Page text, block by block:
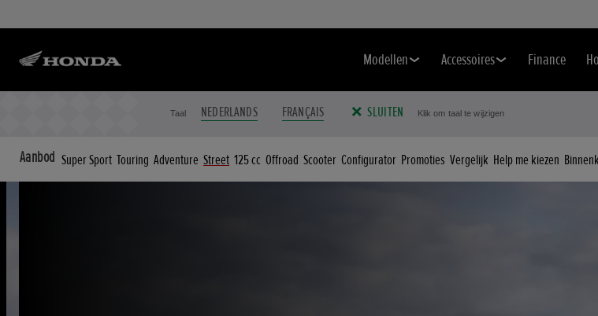
Modellen Accessoires Finance
Taal NEDERLANDS FRANÇAIS SLUITEN Klik om taal te wijzigen
Aanbod Super Sport Touring Adventure Street 125 cc Offroad Scooter Configurator Promoties Vergelijk Help me kiezen